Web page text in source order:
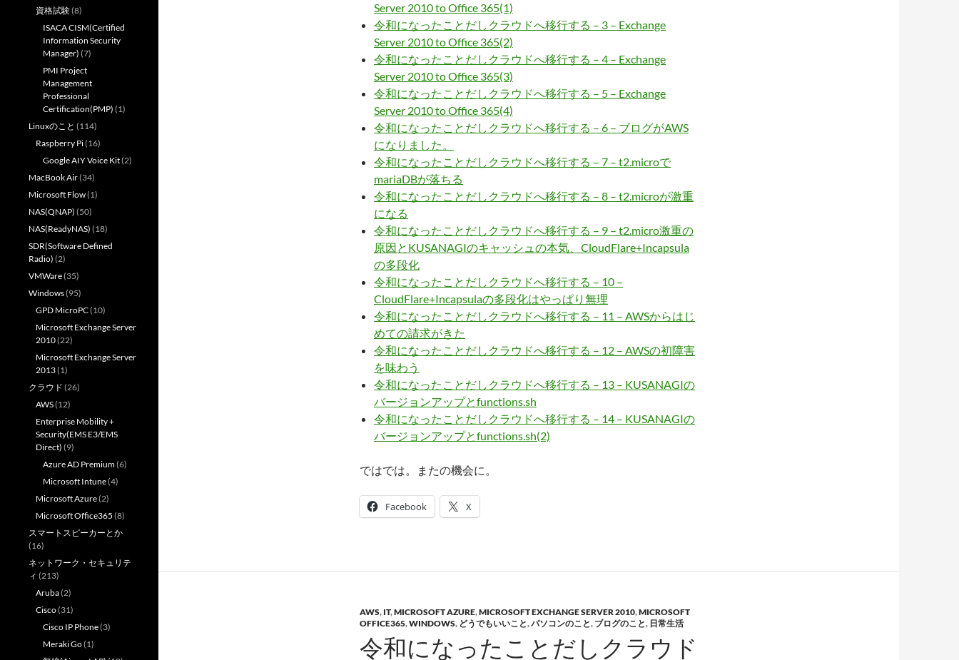
Server 2010 to Office 365(1)
令和になったことだしクラウドへ移行する – 3 – Exchange
Server 2010 to Office 365(2)
令和になったことだしクラウドへ移行する – 4 – Exchange
Server 2010 to Office 365(3)
令和になったことだしクラウドへ移行する – 5 – Exchange
Server 2010 to Office 365(4)
令和になったことだしクラウドへ移行する – 6 – ブログがAWS
になりました。
令和になったことだしクラウドへ移行する – 7 – t2.microで
mariaDBが落ちる
令和になったことだしクラウドへ移行する – 8 – t2.microが激重
になる
令和になったことだしクラウドへ移行する – 9 – t2.micro激重の
原因とKUSANAGIのキャッシュの本気、CloudFlare+Incapsula
の多段化
令和になったことだしクラウドへ移行する – 10 –
CloudFlare+Incapsulaの多段化はやっぱり無理
令和になったことだしクラウドへ移行する – 11 – AWSからはじ
めての請求がきた
令和になったことだしクラウドへ移行する – 12 – AWSの初障害
を味わう
令和になったことだしクラウドへ移行する – 13 – KUSANAGIの
バージョンアップとfunctions.sh
令和になったことだしクラウドへ移行する – 14 – KUSANAGIの
バージョンアップとfunctions.sh(2)
ではでは。またの機会に。
Facebook X
AWS, IT,MICROSOFT AZURE,MICROSOFT EXCHANGE SERVER 2010,MICROSOFT
OFFICE365,WINDOWS, どうでもいいこと,パソコンのこと, ブログのこと, 日常生活
令和になったことだしクラウド
資格試験(8)
ISACA CISM(Certified
Information Security
Manager) (7)
PMI Project
Management
Professional
Certification(PMP) (1)
Linuxのこと (114)
Raspberry Pi(16)
Google AIY Voice Kit(2)
MacBook Air(34)
Microsoft Flow(1)
NAS(QNAP) (50)
NAS(ReadyNAS) (18)
SDR(Software Defined
Radio) (2)
VMWare(35)
Windows(95)
GPD MicroPC(10)
Microsoft Exchange Server
2010(22)
Microsoft Exchange Server
2013(1)
クラウド (26)
AWS(12)
Enterprise Mobility +
Security(EMS E3/EMS
Direct) (9)
Azure AD Premium(6)
Microsoft Intune(4)
Microsoft Azure(2)
Microsoft Office365 (8)
スマートスピーカーとか
(16)
ネットワーク・セキュリテ
ィ (213)
Aruba(2)
Cisco(31)
Cisco IP Phone(3)
Meraki Go(1)